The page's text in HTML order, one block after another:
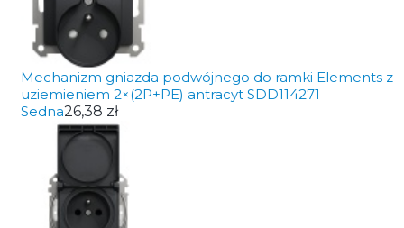
Mechanizm gniazda podwójnego do ramki Elements z
uziemieniem 2×(2P+PE) antracyt SDD114271
Sedna26,38 zł